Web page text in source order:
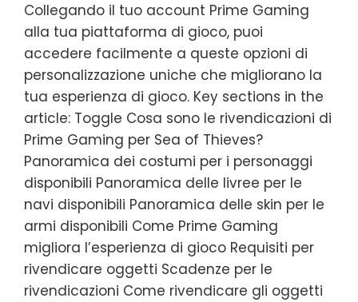
Collegando il tuo account Prime Gaming
alla tua piattaforma di gioco, puoi
accedere facilmente a queste opzioni di
personalizzazione uniche che migliorano la
tua esperienza di gioco. Key sections in the
article: Toggle Cosa sono le rivendicazioni di
Prime Gaming per Sea of Thieves?
Panoramica dei costumi per i personaggi
disponibili Panoramica delle livree per le
navi disponibili Panoramica delle skin per le
armi disponibili Come Prime Gaming
migliora l’esperienza di gioco Requisiti per
rivendicare oggetti Scadenze per le
rivendicazioni Come rivendicare gli oggetti